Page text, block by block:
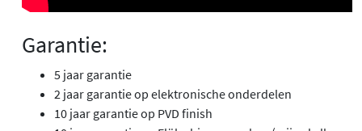
Garantie:
5 jaar garantie
2 jaar garantie op elektronische onderdelen
10 jaar garantie op PVD finish